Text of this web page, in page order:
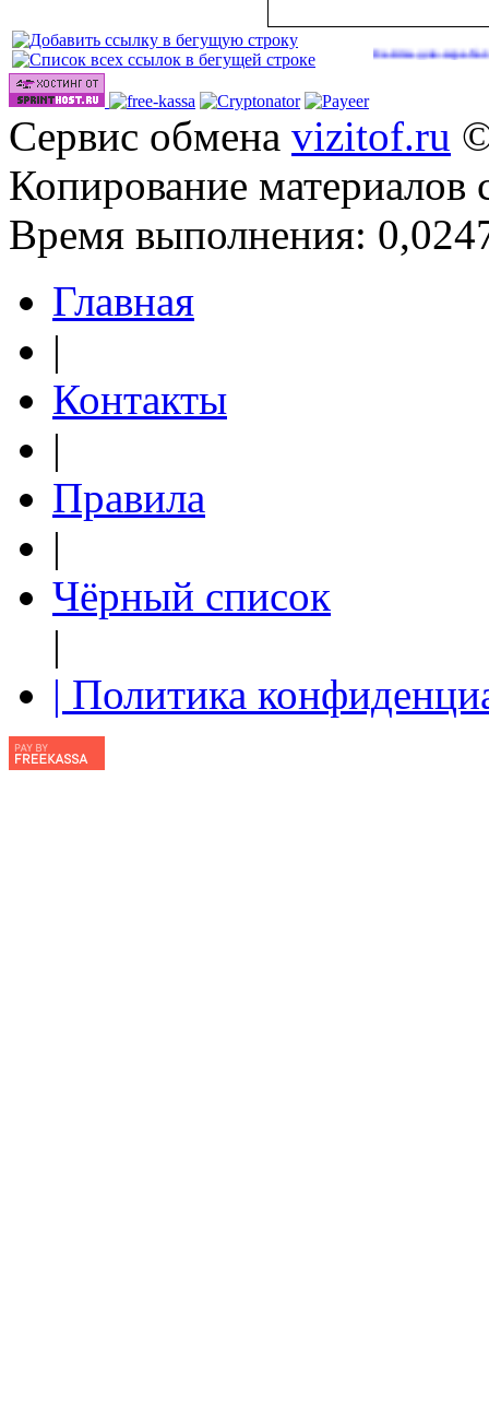
Сайты для заработка в
Сервис обмена vizitof.ru
Копирование материалов
Время выполнения:
Главная
|
Контакты
|
Правила
|
Чёрный список
|
| Политика